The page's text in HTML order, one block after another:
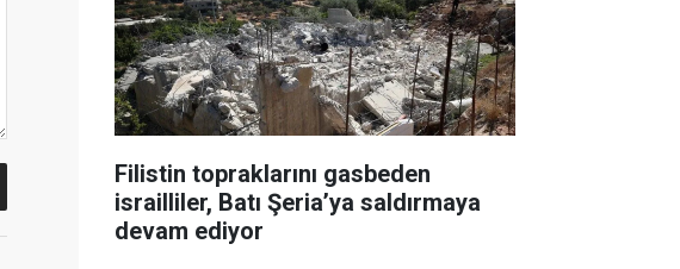
Filistin topraklarını gasbeden
israilliler, Batı Şeria’ya saldırmaya
devam ediyor